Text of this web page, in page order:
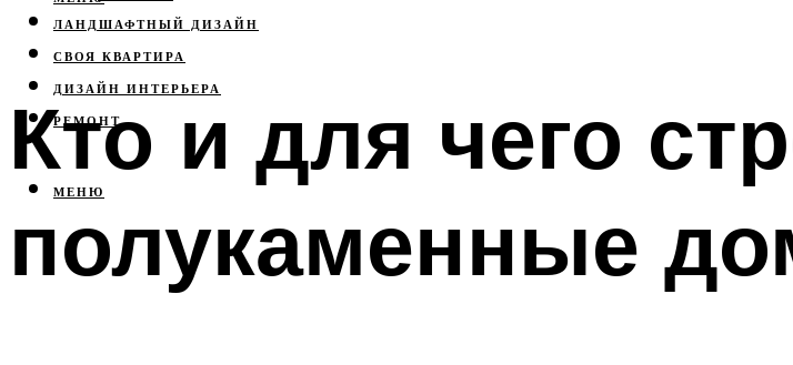
ЛАНДШАФТНЫЙ ДИЗАЙН
СВОЯ КВАРТИРА
ДИЗАЙН ИНТЕРЬЕРА
РЕМОНТ
МЕНЮ
Кто и для чего
полукаменные